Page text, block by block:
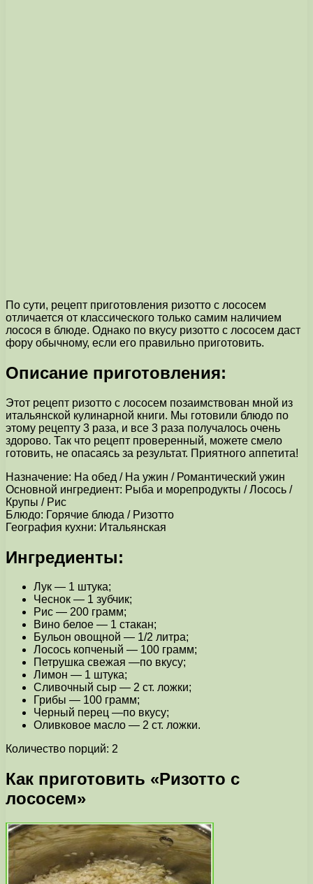
По сути, рецепт приготовления ризотто с лососем
отличается от классического только самим наличием
лосося в блюде. Однако по вкусу ризотто с лососем даст
фору обычному, если его правильно приготовить.
Описание приготовления:
Этот рецепт ризотто с лососем позаимствован мной из
итальянской кулинарной книги. Мы готовили блюдо по
этому рецепту 3 раза, и все 3 раза получалось очень
здорово. Так что рецепт проверенный, можете смело
готовить, не опасаясь за результат. Приятного аппетита!
Назначение: На обед / На ужин / Романтический ужин
Основной ингредиент: Рыба и морепродукты / Лосось /
Крупы / Рис
Блюдо: Горячие блюда / Ризотто
География кухни: Итальянская
Ингредиенты:
Лук — 1 штука;
Чеснок — 1 зубчик;
Рис — 200 грамм;
Вино белое — 1 стакан;
Бульон овощной — 1/2 литра;
Лосось копченый — 100 грамм;
Петрушка свежая —по вкусу;
Лимон — 1 штука;
Сливочный сыр — 2 ст. ложки;
Грибы — 100 грамм;
Черный перец —по вкусу;
Оливковое масло — 2 ст. ложки.
Количество порций: 2
Как приготовить «Ризотто с
лососем»